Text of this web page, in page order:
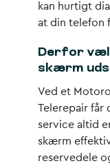
kan hurtigt
at din telefon
Derfor
skærm
Ved et
Telerepair får
service altid
skærm
reservedele